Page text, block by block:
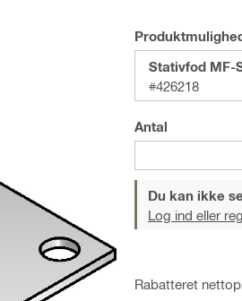
Stativfod MF-
#426218
Antal
Du kan ikke
Log ind eller
Rabatteret